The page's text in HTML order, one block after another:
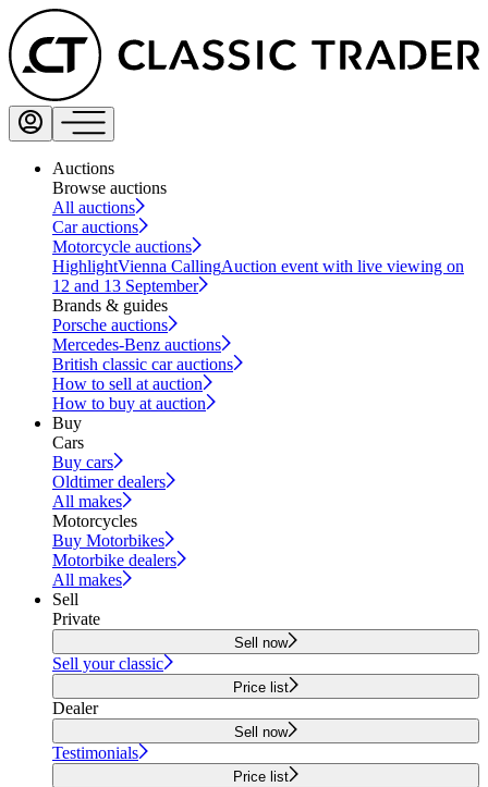
Auctions
Browse auctions
All auctions
Car auctions
Motorcycle auctions
HighlightVienna CallingAuction event with live viewing on
12 and 13 September
Brands & guides
Porsche auctions
Mercedes-Benz auctions
British classic car auctions
How to sell at auction
How to buy at auction
Buy
Cars
Buy cars
Oldtimer dealers
All makes
Motorcycles
Buy Motorbikes
Motorbike dealers
All makes
Sell
Private
Sell now
Sell your classic
Price list
Dealer
Sell now
Testimonials
Price list